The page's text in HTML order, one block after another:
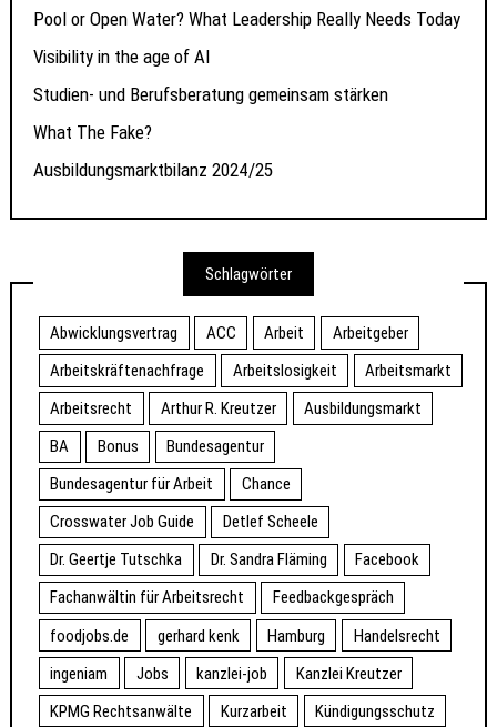
Pool or Open Water? What Leadership Really Needs Today
Visibility in the age of AI
Studien- und Berufsberatung gemeinsam stärken
What The Fake?
Ausbildungsmarktbilanz 2024/25
Schlagwörter
Abwicklungsvertrag ACC Arbeit
Arbeitgeber
Arbeitskräftenachfrage
Arbeitslosigkeit
Arbeitsmarkt
Arbeitsrecht
Arthur R. Kreutzer
Ausbildungsmarkt
BA
Bonus
Bundesagentur
Bundesagentur für Arbeit
Chance
Crosswater Job Guide
Detlef Scheele
Dr. Geertje Tutschka
Dr. Sandra Fläming
Facebook
Fachanwältin für Arbeitsrecht
Feedbackgespräch
foodjobs.de
gerhard kenk Hamburg
Handelsrecht
ingeniam
Jobs kanzlei-job
Kanzlei Kreutzer
KPMG Rechtsanwälte
Kurzarbeit
Kündigungsschutz